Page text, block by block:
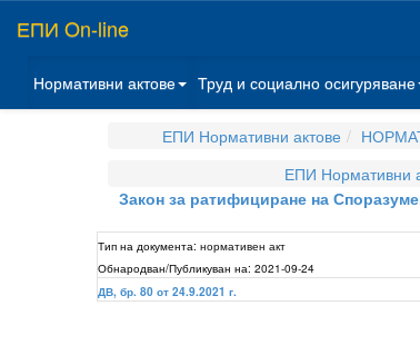
ЕПИ On-line
Нормативни актове Труд и социално осигуряване
ЕПИ Нормативни актове
ЕПИ Нормативни
Закон за ратифициране на
Тип на документа: нормативен акт
Обнародван/Публикуван на: 2021-09-24
ДВ, бр. 80 от 24.9.2021 г.